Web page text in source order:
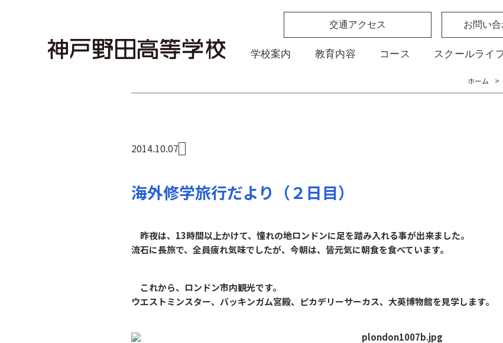
交通アクセス お問い
学校案内 教育内容 コース スクールライ
ホーム >
2014.10.07
海外修学旅行だより（２日目）
昨夜は、13時間以上かけて、憧れの地ロンドンに足を踏み入れる事が出来ました。
流石に長旅で、全員疲れ気味でしたが、今朝は、皆元気に朝食を食べています。
これから、ロンドン市内観光です。
ウエストミンスター、バッキンガム宮殿、ピカデリーサーカス、大英博物館を見学します。